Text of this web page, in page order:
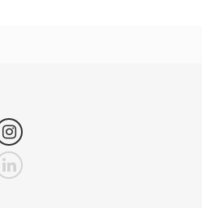
수를 곳곳에 담고 있으며, 방
팡안에는 깨끗하고 넓은 해변